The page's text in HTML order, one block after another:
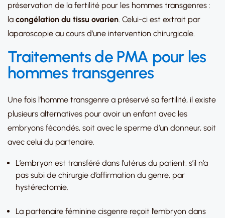
préservation de la fertilité pour les hommes transgenres :
la congélation du tissu ovarien. Celui-ci est extrait par
laparoscopie au cours d’une intervention chirurgicale.
Traitements de PMA pour les
hommes transgenres
Une fois l’homme transgenre a préservé sa fertilité, il existe
plusieurs alternatives pour avoir un enfant avec les
embryons fécondés, soit avec le sperme d’un donneur, soit
avec celui du partenaire.
L’embryon est transféré dans l’utérus du patient, s’il n’a
pas subi de chirurgie d’affirmation du genre, par
hystérectomie.
La partenaire féminine cisgenre reçoit l’embryon dans